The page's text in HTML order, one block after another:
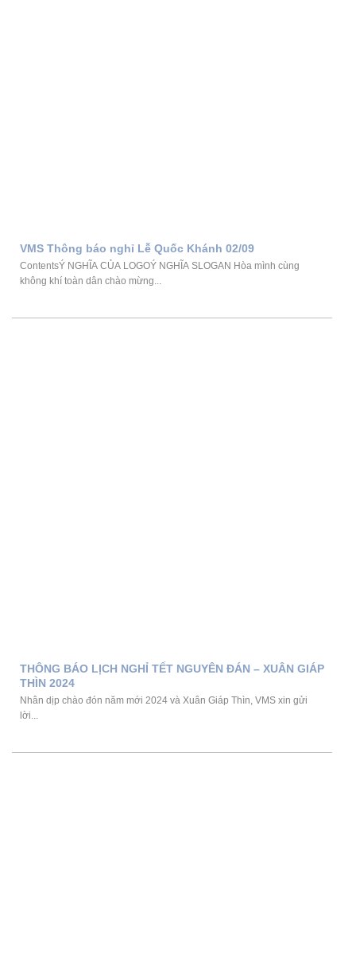
VMS Thông báo nghỉ Lễ Quốc Khánh 02/09
ContentsÝ NGHĨA CỦA LOGOÝ NGHĨA SLOGAN Hòa mình cùng
không khí toàn dân chào mừng...
THÔNG BÁO LỊCH NGHỈ TẾT NGUYÊN ĐÁN – XUÂN GIÁP
THÌN 2024
Nhân dịp chào đón năm mới 2024 và Xuân Giáp Thìn, VMS xin gửi
lời...